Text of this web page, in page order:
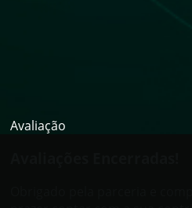
Avaliação